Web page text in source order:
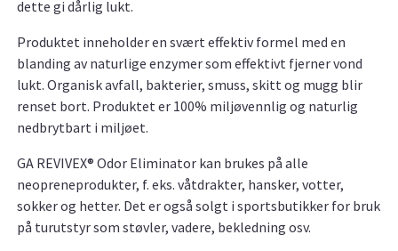
dette gi dårlig lukt.
Produktet inneholder en svært effektiv formel med en
blanding av naturlige enzymer som effektivt fjerner vond
lukt. Organisk avfall, bakterier, smuss, skitt og mugg blir
renset bort. Produktet er 100% miljøvennlig og naturlig
nedbrytbart i miljøet.
GA REVIVEX® Odor Eliminator kan brukes på alle
neopreneprodukter, f. eks. våtdrakter, hansker, votter,
sokker og hetter. Det er også solgt i sportsbutikker for bruk
på turutstyr som støvler, vadere, bekledning osv.